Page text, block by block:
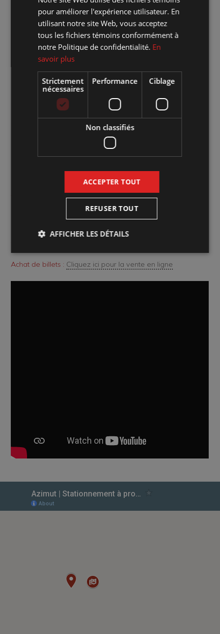
Mise en scène : Luc Senay, accompagné de Réal Béland.
Un spectacle écrit par Réal Béland et Stéphane Lefebvre
en collaboration avec Didier Lucien et Luc Senay.
Marché des arts Desjardins - Salle Georges-Codling
vendredi 26 mai 2023 20:00
44 $ / MEMBRE : 40 $
Genre d'évènement :Humour
Aménagement de la salle :Plan cabaret
Site web de l'artiste :Cliquez sur le lien
Achat de billets : Cliquez ici pour la vente en ligne
pour améliorer l'expérience utilisateur. En
utilisant notre site Web, vous acceptez
tous les fichiers témoins conformément à
notre Politique de confidentialité. En
savoir plus
Strictement
nécessaires
Performance Ciblage
Non classifiés
ACCEPTER TOUT
REFUSER TOUT
AFFICHER LES DÉTAILS